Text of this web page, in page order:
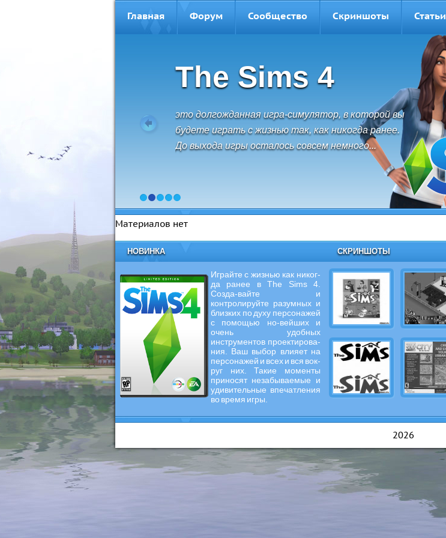
Главная Форум Сообщество Скриншоты Статьи
The Sims 4
это долгожданная игра-симулятор, в которой вы
будете играть с жизнью так, как никогда ранее.
До выхода игры осталось совсем немного...
1 2 3 4 5
Материалов нет
НОВИНКА СКРИНШОТЫ
Играйте с жизнью как никог-
да ранее в The Sims 4.
Созда-вайте и
контролируйте разумных и
близких по духу персонажей
с помощью но-вейших и
очень удобных
инструментов проектирова-
ния. Ваш выбор влияет на
персонажей и всех и вся вок-
руг них. Такие моменты
приносят незабываемые и
удивительные впечатления
во время игры.
2026